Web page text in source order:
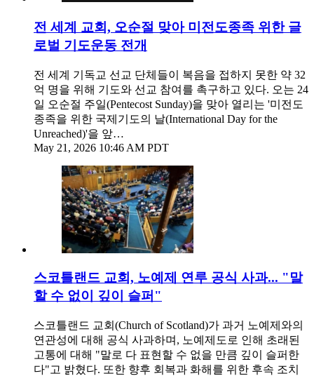
전 세계 교회, 오순절 맞아 미전도종족 위한 글
로벌 기도운동 전개
전 세계 기독교 선교 단체들이 복음을 접하지 못한 약 32
억 명을 위해 기도와 선교 참여를 촉구하고 있다. 오는 24
일 오순절 주일(Pentecost Sunday)을 맞아 열리는 '미전도
종족을 위한 국제기도의 날(International Day for the
Unreached)'을 앞…
May 21, 2026 10:46 AM PDT
스코틀랜드 교회, 노예제 연루 공식 사과... "말
할 수 없이 깊이 슬퍼"
스코틀랜드 교회(Church of Scotland)가 과거 노예제와의
연관성에 대해 공식 사과하며, 노예제도로 인해 초래된
고통에 대해 "말로 다 표현할 수 없을 만큼 깊이 슬퍼한
다"고 밝혔다. 또한 향후 회복과 화해를 위한 후속 조치